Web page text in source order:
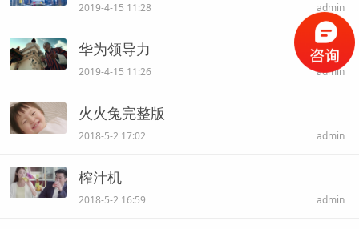
2019-4-15 11:28 admin
华为领导力
2019-4-15 11:26 admin
火火兔完整版
2018-5-2 17:02 admin
榨汁机
2018-5-2 16:59 admin